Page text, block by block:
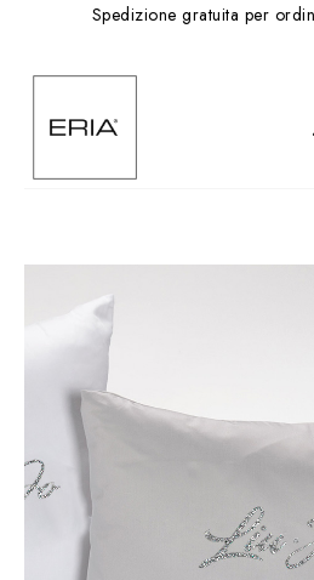
Spedizione gratuita per